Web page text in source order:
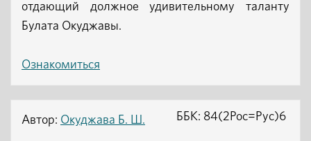
отдающий должное удивительному таланту
Булата Окуджавы.
Ознакомиться
Автор: Окуджава Б. Ш. ББК: 84(2Рос=Рус)6